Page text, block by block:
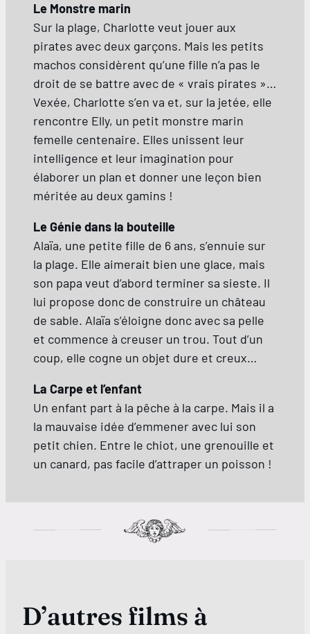
Le Monstre marin
Sur la plage, Charlotte veut jouer aux
pirates avec deux garçons. Mais les petits
machos considèrent qu’une fille n’a pas le
droit de se battre avec de « vrais pirates »…
Vexée, Charlotte s’en va et, sur la jetée, elle
rencontre Elly, un petit monstre marin
femelle centenaire. Elles unissent leur
intelligence et leur imagination pour
élaborer un plan et donner une leçon bien
méritée au deux gamins !
Le Génie dans la bouteille
Alaïa, une petite fille de 6 ans, s’ennuie sur
la plage. Elle aimerait bien une glace, mais
son papa veut d’abord terminer sa sieste. Il
lui propose donc de construire un château
de sable. Alaïa s’éloigne donc avec sa pelle
et commence à creuser un trou. Tout d’un
coup, elle cogne un objet dure et creux…
La Carpe et l’enfant
Un enfant part à la pêche à la carpe. Mais il a
la mauvaise idée d’emmener avec lui son
petit chien. Entre le chiot, une grenouille et
un canard, pas facile d’attraper un poisson !
D’autres films à